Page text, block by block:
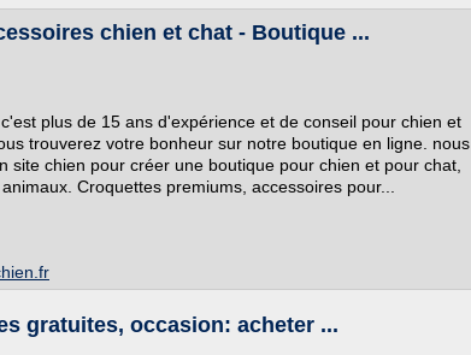
chien et chat - Boutique ...
plus de 15 ans d'expérience et de conseil pour chien et
trouverez votre bonheur sur notre boutique en ligne. nous
site chien pour créer une boutique pour chien et pour chat,
Croquettes premiums, accessoires pour...
gratuites, occasion: acheter ...